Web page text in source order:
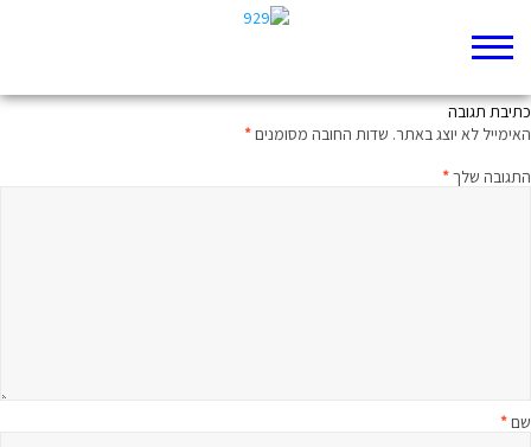
כתיבת תגובה
האימייל לא יוצג באתר. שדות החובה מסומנים*
התגובה שלך*
שם*